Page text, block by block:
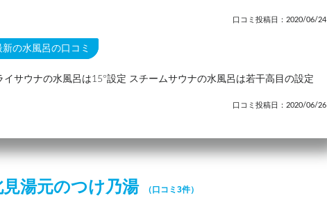
口コミ投稿日：2020/06/24
新の水風呂の口コミ
イサウナの水風呂は15°設定 スチームサウナの水風呂は若干高目の設定
口コミ投稿日：2020/06/26
見湯元のつけ乃湯 （口コミ3件）